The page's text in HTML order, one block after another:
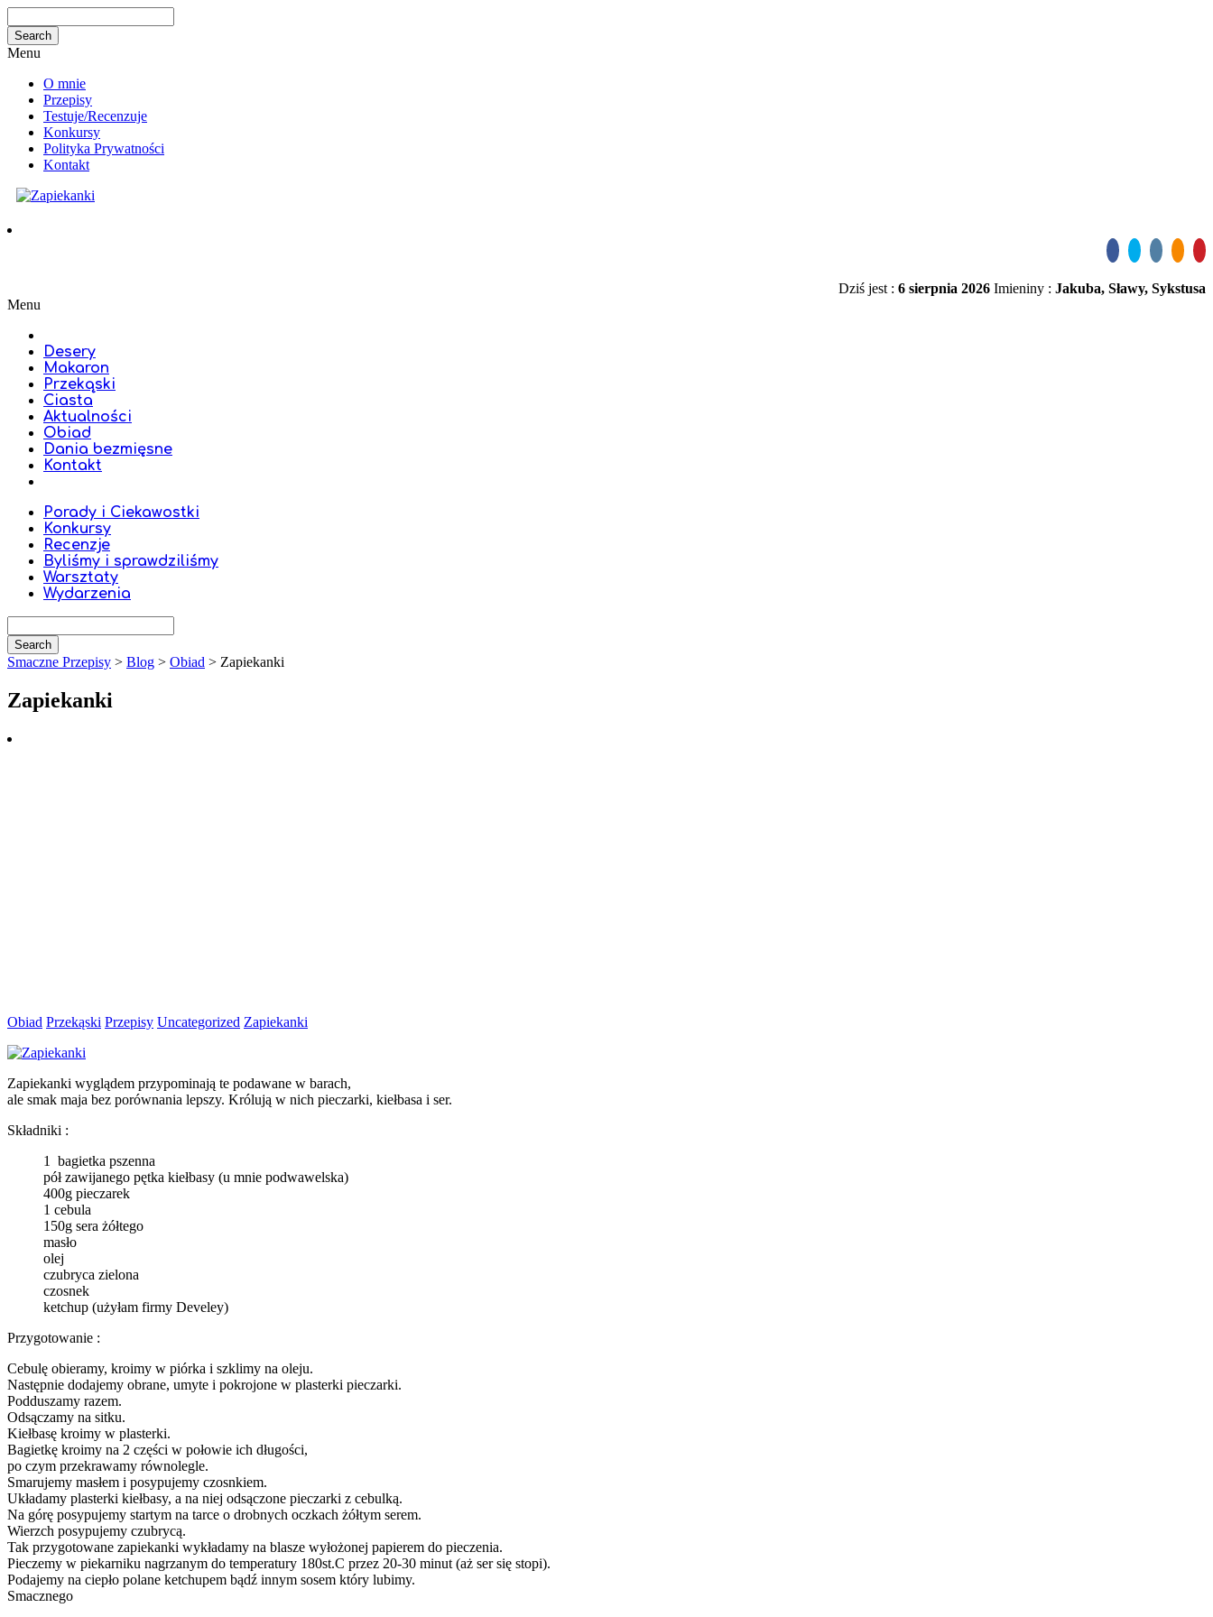
Menu
O mnie
Przepisy
Testuje/Recenzuje
Konkursy
Polityka Prywatności
Kontakt
Dziś jest : 6 sierpnia 2026 Imieniny : Jakuba, Sławy, Sykstusa
Menu
Desery
Makaron
Przekąski
Ciasta
Aktualności
Obiad
Dania bezmięsne
Kontakt
Porady i Ciekawostki
Konkursy
Recenzje
Byliśmy i sprawdziliśmy
Warsztaty
Wydarzenia
Smaczne Przepisy > Blog > Obiad > Zapiekanki
Zapiekanki
Obiad Przekąski Przepisy Uncategorized Zapiekanki
Zapiekanki wyglądem przypominają te podawane w barach,
ale smak maja bez porównania lepszy. Królują w nich pieczarki, kiełbasa i ser.
Składniki :
1 bagietka pszenna
pół zawijanego pętka kiełbasy (u mnie podwawelska)
400g pieczarek
1 cebula
150g sera żółtego
masło
olej
czubryca zielona
czosnek
ketchup (użyłam firmy Develey)
Przygotowanie :
Cebulę obieramy, kroimy w piórka i szklimy na oleju.
Następnie dodajemy obrane, umyte i pokrojone w plasterki pieczarki.
Podduszamy razem.
Odsączamy na sitku.
Kiełbasę kroimy w plasterki.
Bagietkę kroimy na 2 części w połowie ich długości,
po czym przekrawamy równolegle.
Smarujemy masłem i posypujemy czosnkiem.
Układamy plasterki kiełbasy, a na niej odsączone pieczarki z cebulką.
Na górę posypujemy startym na tarce o drobnych oczkach żółtym serem.
Wierzch posypujemy czubrycą.
Tak przygotowane zapiekanki wykładamy na blasze wyłożonej papierem do pieczenia.
Pieczemy w piekarniku nagrzanym do temperatury 180st.C przez 20-30 minut (aż ser się stopi).
Podajemy na ciepło polane ketchupem bądź innym sosem który lubimy.
Smacznego